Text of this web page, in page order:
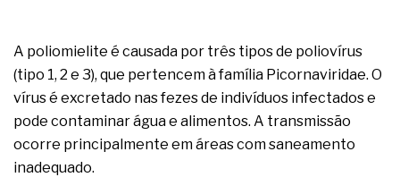
A poliomielite é causada por três tipos de poliovírus
(tipo 1, 2 e 3), que pertencem à família Picornaviridae. O
vírus é excretado nas fezes de indivíduos infectados e
pode contaminar água e alimentos. A transmissão
ocorre principalmente em áreas com saneamento
inadequado.